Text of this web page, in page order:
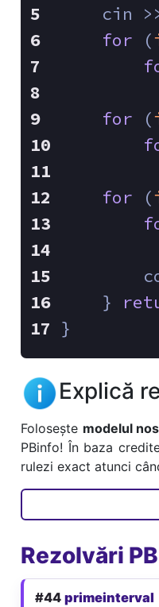
cin
for (
for (
for (
    }
}
Explică
Folosește modelul
PBinfo! În baza
rulezi exact atunci
Rezolvări
#44 primeinterval